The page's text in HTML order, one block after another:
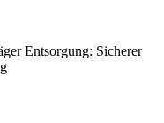
Entsorgung: Sicherer